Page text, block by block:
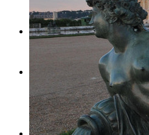
尿频-尿急-尿痛怎么办？